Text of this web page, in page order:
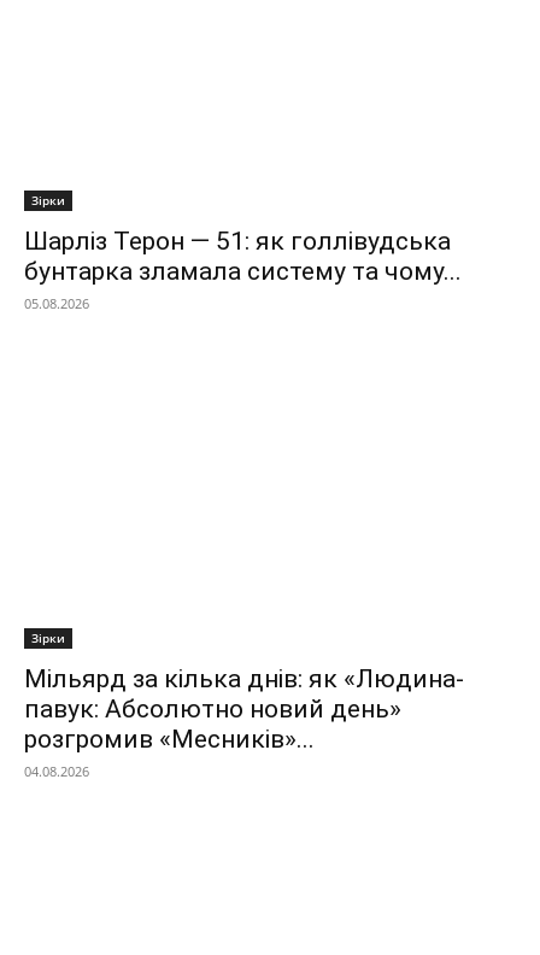
Зірки
Шарліз Терон — 51: як голлівудська
бунтарка зламала систему та чому...
05.08.2026
Зірки
Мільярд за кілька днів: як «Людина-
павук: Абсолютно новий день»
розгромив «Месників»...
04.08.2026